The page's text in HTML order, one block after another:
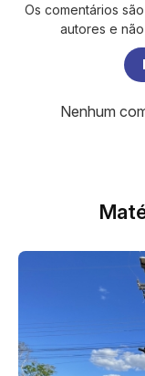
Os comentários
autores e
Nenhum